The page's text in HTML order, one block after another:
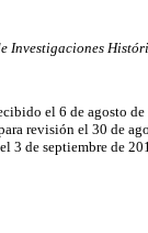
Investigaciones
el 6 de agosto de
revisión el 30 de
3 de septiembre de